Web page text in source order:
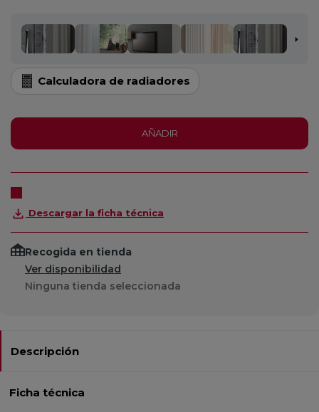
Calculadora de radiadores
AÑADIR
Descargar la ficha técnica
Recogida en tienda
Ver disponibilidad
Ninguna tienda seleccionada
Descripción
Ficha técnica